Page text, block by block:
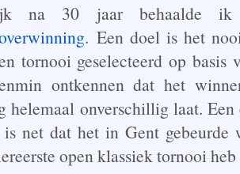
na 30 jaar behaalde
. Een doel is het
tornooi geselecteerd op
ontkennen dat het
helemaal onverschillig laat.
is net dat het in Gent gebeurde
open klassiek tornooi heb